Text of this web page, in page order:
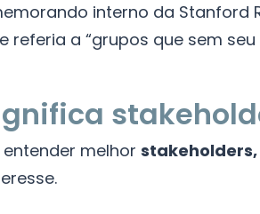
interno da Stanford
referia a “grupos que sem
entender melhor stakeholders,